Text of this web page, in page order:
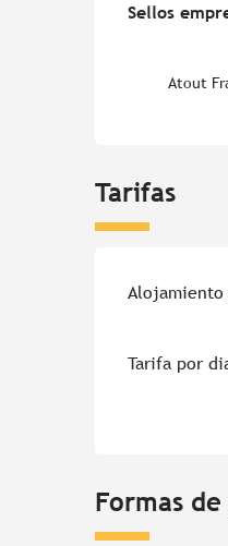
Sellos
Sellos
Atout
Tarifas
Tarifas 2026
Tarifa por
Formas de